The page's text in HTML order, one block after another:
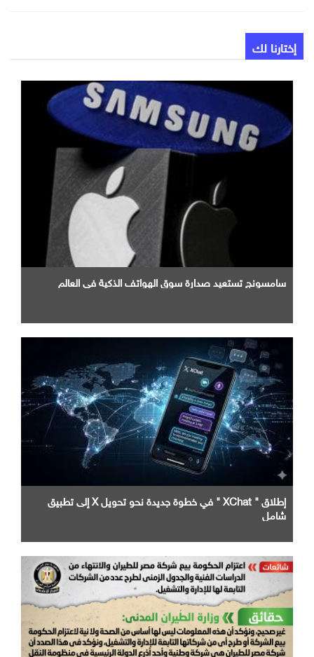
إختارنا لك
سامسونج تستعيد صدارة سوق الهواتف الذكية في العالم
إطلاق " XChat " في خطوة جديدة نحو تحويل X إلى تطبيق
شامل